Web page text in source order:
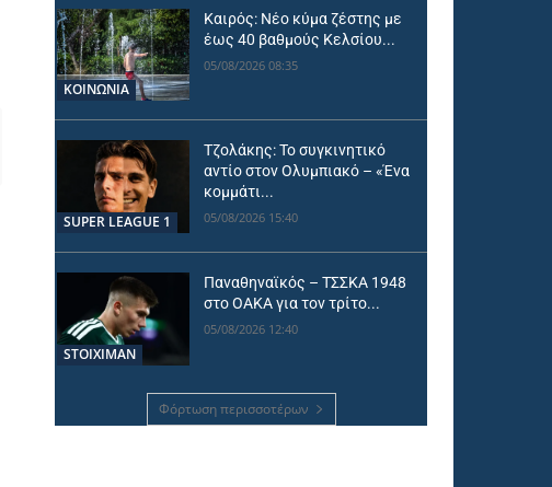
ΚΟΙΝΩΝΙΑ
Καιρός: Νέο κύμα ζέστης με
έως 40 βαθμούς Κελσίου...
05/08/2026 08:35
SUPER LEAGUE 1
Τζολάκης: Το συγκινητικό
αντίο στον Ολυμπιακό – «Ένα
κομμάτι...
05/08/2026 15:40
STOIXIMAN
Παναθηναϊκός – ΤΣΣΚΑ 1948
στο ΟΑΚΑ για τον τρίτο...
05/08/2026 12:40
Φόρτωση περισσοτέρων